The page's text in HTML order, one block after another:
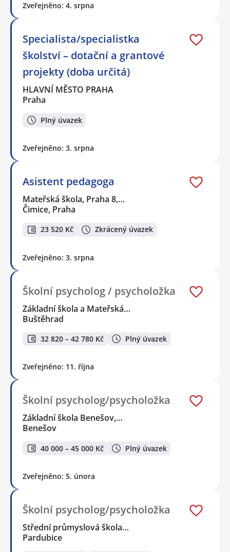
Zveřejněno: 4. srpna
Specialista/specialistka
školství – dotační a grantové
projekty (doba určitá)
HLAVNÍ MĚSTO PRAHA
Praha
Plný úvazek
Zveřejněno: 3. srpna
Asistent pedagoga
Mateřská škola, Praha 8,…
Čimice, Praha
23 520 Kč Zkrácený úvazek
Zveřejněno: 3. srpna
Školní psycholog / psycholožka
Základní škola a Mateřská…
Buštěhrad
32 820 – 42 780 Kč Plný úvazek
Zveřejněno: 11. října
Školní psycholog/psycholožka
Základní škola Benešov,…
Benešov
40 000 – 45 000 Kč Plný úvazek
Zveřejněno: 5. února
Školní psycholog/psycholožka
Střední průmyslová škola…
Pardubice